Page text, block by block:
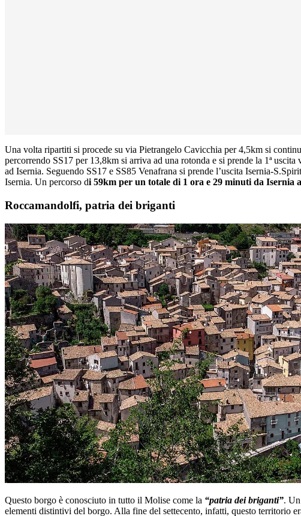
Una volta ripartiti si procede su via Pietrangelo Cavicchia per 4,5km si
percorrendo SS17 per 13,8km si arriva ad una rotonda e si prende la 1ª
ad Isernia. Seguendo SS17 e SS85 Venafrana si prende l’uscita Isernia-
Isernia. Un percorso di 59km per un totale di 1 ora e 29 minuti da Isernia
Roccamandolfi, patria dei briganti
Questo borgo è conosciuto in tutto il Molise come la “patria dei briganti”.
elementi distintivi del borgo. Alla fine del settecento, infatti, questo territorio